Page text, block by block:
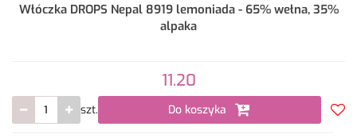
Włóczka DROPS Nepal 8919 lemoniada - 65% wełna, 35%
alpaka
11.20
szt. Do koszyka